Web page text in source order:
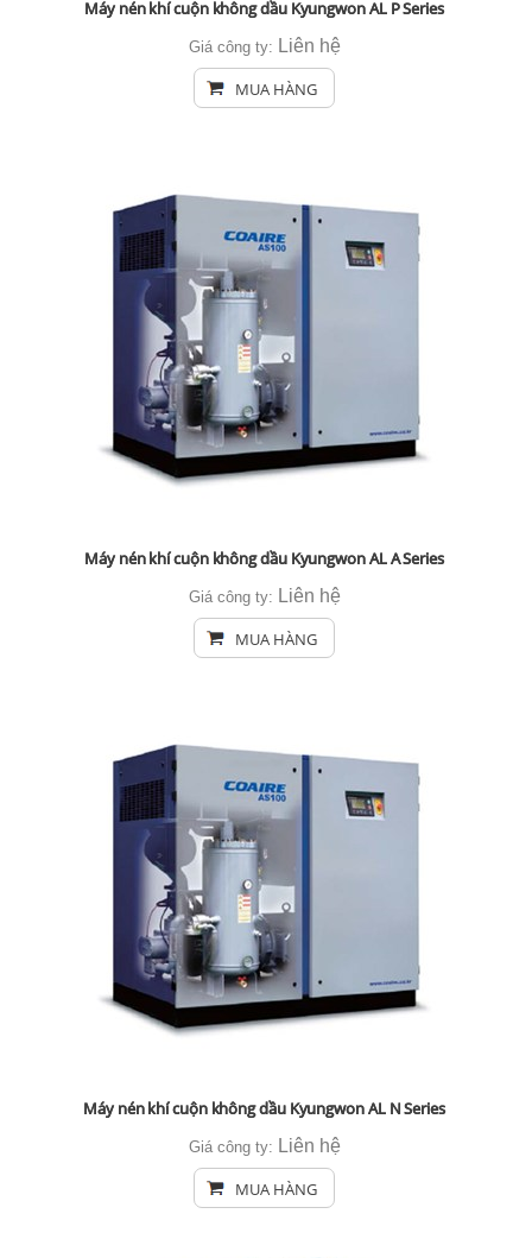
Máy nén khí cuộn không dầu Kyungwon AL P Series
Giá công ty: Liên hệ
MUA HÀNG
Máy nén khí cuộn không dầu Kyungwon AL A Series
Giá công ty: Liên hệ
MUA HÀNG
Máy nén khí cuộn không dầu Kyungwon AL N Series
Giá công ty: Liên hệ
MUA HÀNG